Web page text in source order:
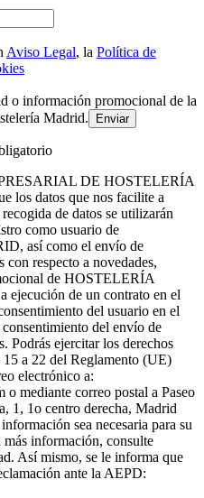
Aviso Legal, la Política de
o información promocional de la
Madrid.
DE HOSTELERÍA
los datos que nos facilite a
de datos se utilizarán
como usuario de
así como el envío de
con respecto a novedades,
de HOSTELERÍA
de un contrato en el
del usuario en el
del envío de
Podrás ejercitar los derechos
a 22 del Reglamento (UE)
electrónico a:
o mediante correo postal a Paseo
1, 1o centro derecha, Madrid
sea necesaria para su
información, consulte
Así mismo, se le informa que
ante la AEPD: